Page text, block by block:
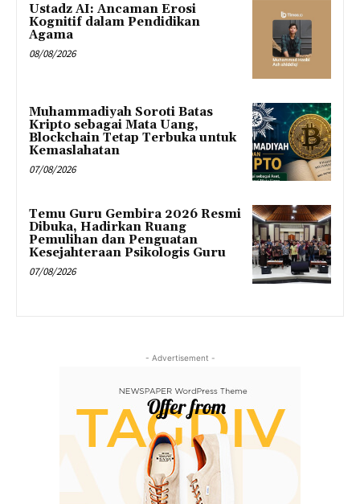
Ustadz AI: Ancaman Erosi
Kognitif dalam Pendidikan
Agama
08/08/2026
Muhammadiyah Soroti Batas
Kripto sebagai Mata Uang,
Blockchain Tetap Terbuka untuk
Kemaslahatan
07/08/2026
Temu Guru Gembira 2026 Resmi
Dibuka, Hadirkan Ruang
Pemulihan dan Penguatan
Kesejahteraan Psikologis Guru
07/08/2026
- Advertisement -